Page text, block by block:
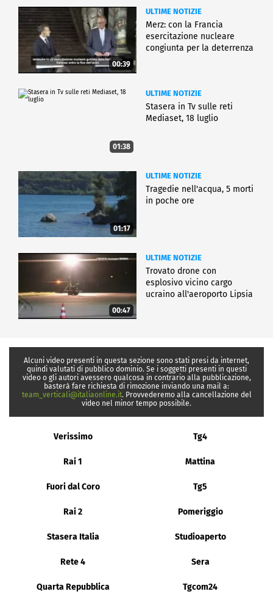
00:39
ULTIME NOTIZIE
Merz: con la Francia
esercitazione nucleare
congiunta per la deterrenza
01:38
ULTIME NOTIZIE
Stasera in Tv sulle reti
Mediaset, 18 luglio
01:17
ULTIME NOTIZIE
Tragedie nell'acqua, 5 morti
in poche ore
00:47
ULTIME NOTIZIE
Trovato drone con
esplosivo vicino cargo
ucraino all'aeroporto Lipsia
Alcuni video presenti in questa sezione sono stati presi da internet,
quindi valutati di pubblico dominio. Se i soggetti presenti in questi
video o gli autori avessero qualcosa in contrario alla pubblicazione,
basterà fare richiesta di rimozione inviando una mail a:
team_verticali@italiaonline.it. Provvederemo alla cancellazione del
video nel minor tempo possibile.
Verissimo Tg4
Rai 1 Mattina
Fuori dal Coro Tg5
Rai 2 Pomeriggio
Stasera Italia Studioaperto
Rete 4 Sera
Quarta Repubblica Tgcom24